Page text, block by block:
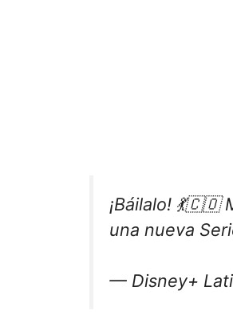
¡Báilalo! 💃🇨🇴
una nueva
— Disney+